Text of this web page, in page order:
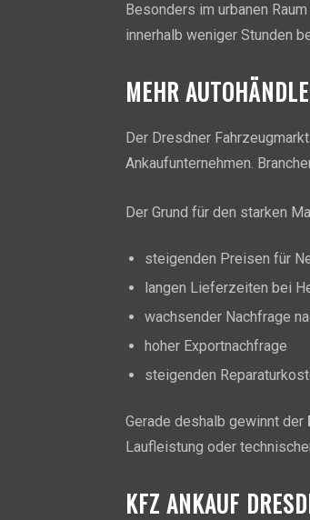
Besonders im urbanen
innerhalb weniger Stunden
MEHR
Der Dresdner
Ankaufunternehmen.
Der Grund für den starken
steigenden Preisen für
langen Lieferzeiten bei
wachsender Nachfrage
hoher Exportnachfrage
steigenden
Gerade deshalb gewinnt der
Laufleistung oder
KFZ ANKAUF